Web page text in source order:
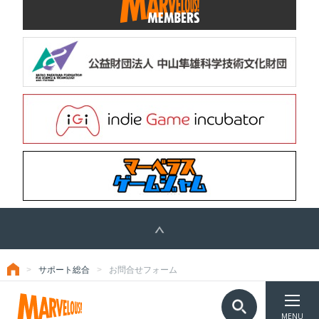
サポート総合 お問合せフォーム
MENU
トップ TOP